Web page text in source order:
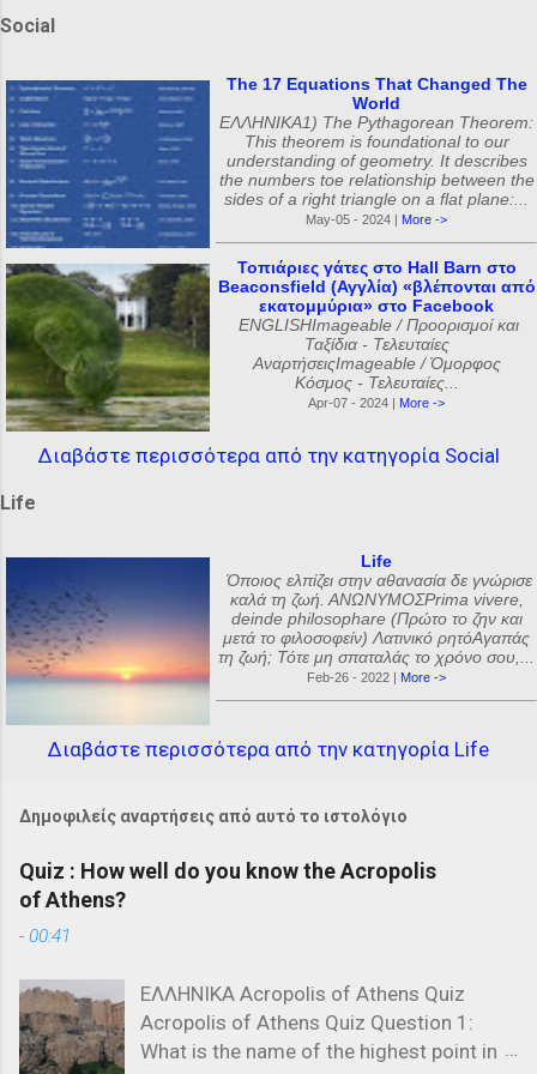
Social
The 17 Equations That Changed The
World
ΕΛΛΗΝΙΚΑ1) The Pythagorean Theorem:
This theorem is foundational to our
understanding of geometry. It describes
the numbers toe relationship between the
sides of a right triangle on a flat plane:...
May-05 - 2024 | More ->
Τοπιάριες γάτες στο Hall Barn στο
Beaconsfield (Αγγλία) «βλέπονται από
εκατομμύρια» στο Facebook
ENGLISHImageable / Προορισμοί και
Ταξίδια - Τελευταίες
ΑναρτήσειςImageable / Όμορφος
Κόσμος - Τελευταίες...
Apr-07 - 2024 | More ->
Διαβάστε περισσότερα από την κατηγορία Social
Life
Life
Όποιος ελπίζει στην αθανασία δε γνώρισε
καλά τη ζωή. ΑΝΩΝΥΜΟΣPrima vivere,
deinde philosophare (Πρώτο το ζην και
μετά το φιλοσοφείν) Λατινικό ρητόΑγαπάς
τη ζωή; Τότε μη σπαταλάς το χρόνο σου,...
Feb-26 - 2022 | More ->
Διαβάστε περισσότερα από την κατηγορία Life
Δημοφιλείς αναρτήσεις από αυτό το ιστολόγιο
Quiz : How well do you know the Acropolis
of Athens?
- 00:41
ΕΛΛΗΝΙΚΑ Acropolis of Athens Quiz
Acropolis of Athens Quiz Question 1:
What is the name of the highest point in